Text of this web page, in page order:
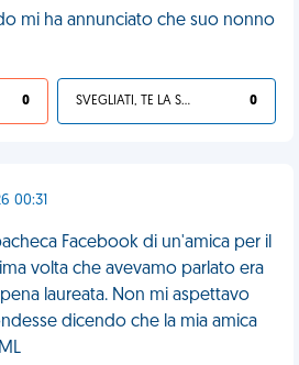
mi ha annunciato che suo nonno
0 SVEGLIATI, TE LA SEI CERCATA! 0
00:31
Facebook di un'amica per il
volta che avevamo parlato era
laureata. Non mi aspettavo
dicendo che la mia amica